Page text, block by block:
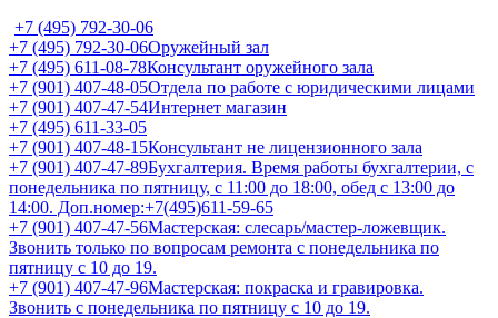
+7 (495) 792-30-06
+7 (495) 792-30-06Оружейный зал
+7 (495) 611-08-78Консультант оружейного зала
+7 (901) 407-48-05Отдела по работе с юридическими лицами
+7 (901) 407-47-54Интернет магазин
+7 (495) 611-33-05
+7 (901) 407-48-15Консультант не лицензионного зала
+7 (901) 407-47-89Бухгалтерия. Время работы бухгалтерии, с
понедельника по пятницу, с 11:00 до 18:00, обед с 13:00 до
14:00. Доп.номер:+7(495)611-59-65
+7 (901) 407-47-56Мастерская: слесарь/мастер-ложевщик.
Звонить только по вопросам ремонта с понедельника по
пятницу с 10 до 19.
+7 (901) 407-47-96Мастерская: покраска и гравировка.
Звонить с понедельника по пятницу с 10 до 19.